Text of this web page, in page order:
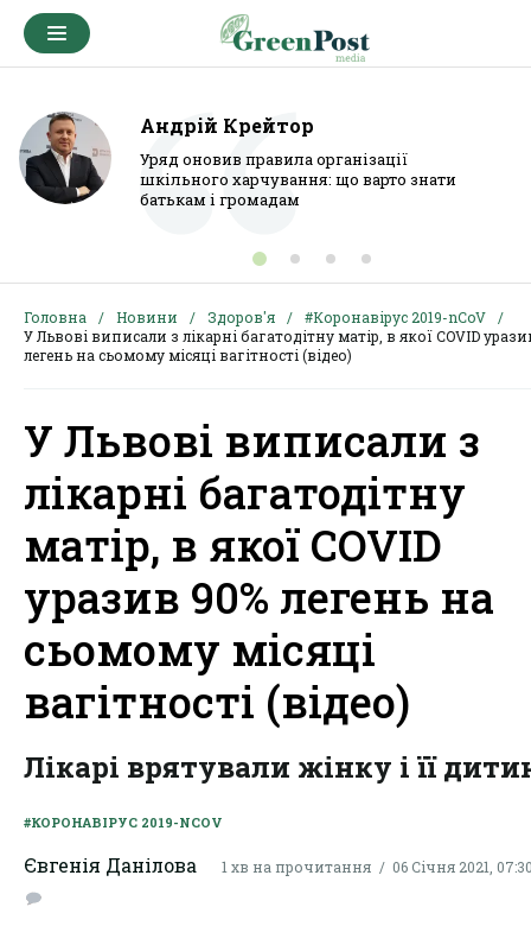
Андрій Крейтор
Уряд оновив правила організації
шкільного харчування: що варто знати
батькам і громадам
Головна Новини Здоров'я
#Коронавірус 2019-nCoV
У Львові виписали з лікарні багатодітну матір, в якої COVID
легень на сьомому місяці вагітності (відео)
У Львові виписали з
лікарні багатодітну
матір, в якої COVID
уразив 90% легень на
сьомому місяці
вагітності (відео)
Лікарі врятували жінку і її
#КОРОНАВІРУС 2019-NCOV
Євгенія Данілова 1 хв на прочитання 06 Січня 2021,